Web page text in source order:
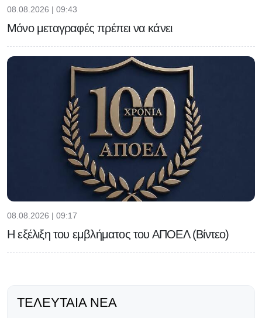
08.08.2026 | 09:43
Μόνο μεταγραφές πρέπει να κάνει
08.08.2026 | 09:17
Η εξέλιξη του εμβλήματος του ΑΠΟΕΛ (Βίντεο)
ΤΕΛΕΥΤΑΊΑ ΝΈΑ